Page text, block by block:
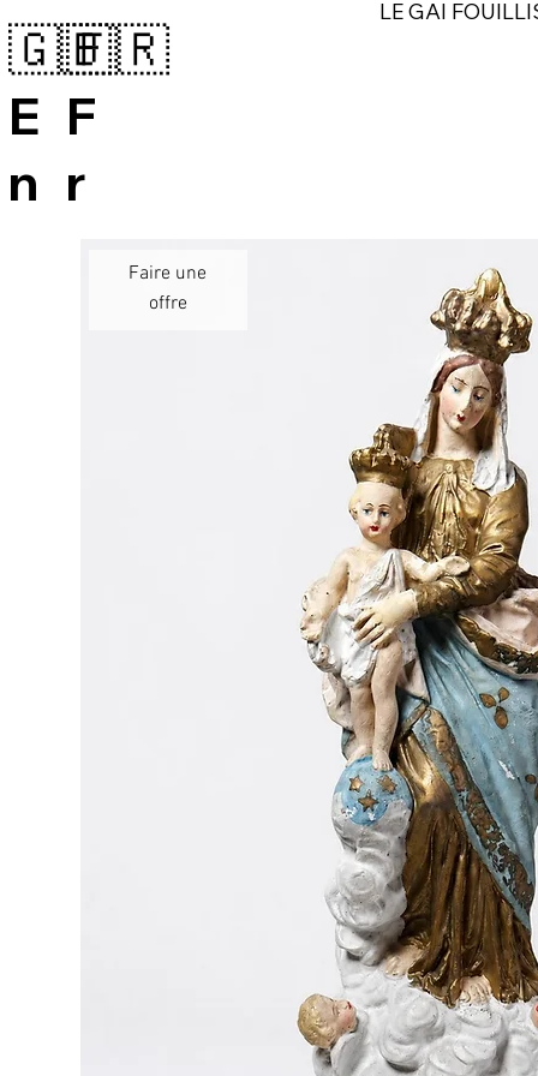
🇬🇧
E
n
🇫🇷
F
r
LE GAI
Faire une
offre